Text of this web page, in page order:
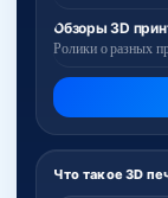
Обзоры 3D
Ролики о разных
Что такое 3D